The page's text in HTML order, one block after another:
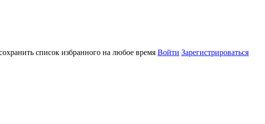
список избранного на любое время Войти Зарегистрироваться